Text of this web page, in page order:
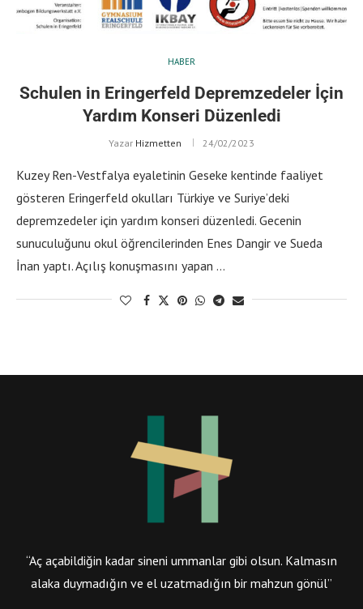
HABER
Schulen in Eringerfeld Depremzedeler İçin
Yardım Konseri Düzenledi
Yazar Hizmetten 24/02/2023
Kuzey Ren-Vestfalya eyaletinin Geseke kentinde faaliyet
gösteren Eringerfeld okulları Türkiye ve Suriye’deki
depremzedeler için yardım konseri düzenledi. Gecenin
sunuculuğunu okul öğrencilerinden Enes Dangir ve Sueda
İnan yaptı. Açılış konuşmasını yapan …
“Aç açabildiğin kadar sineni ummanlar gibi olsun. Kalmasın
alaka duymadığın ve el uzatmadığın bir mahzun gönül”